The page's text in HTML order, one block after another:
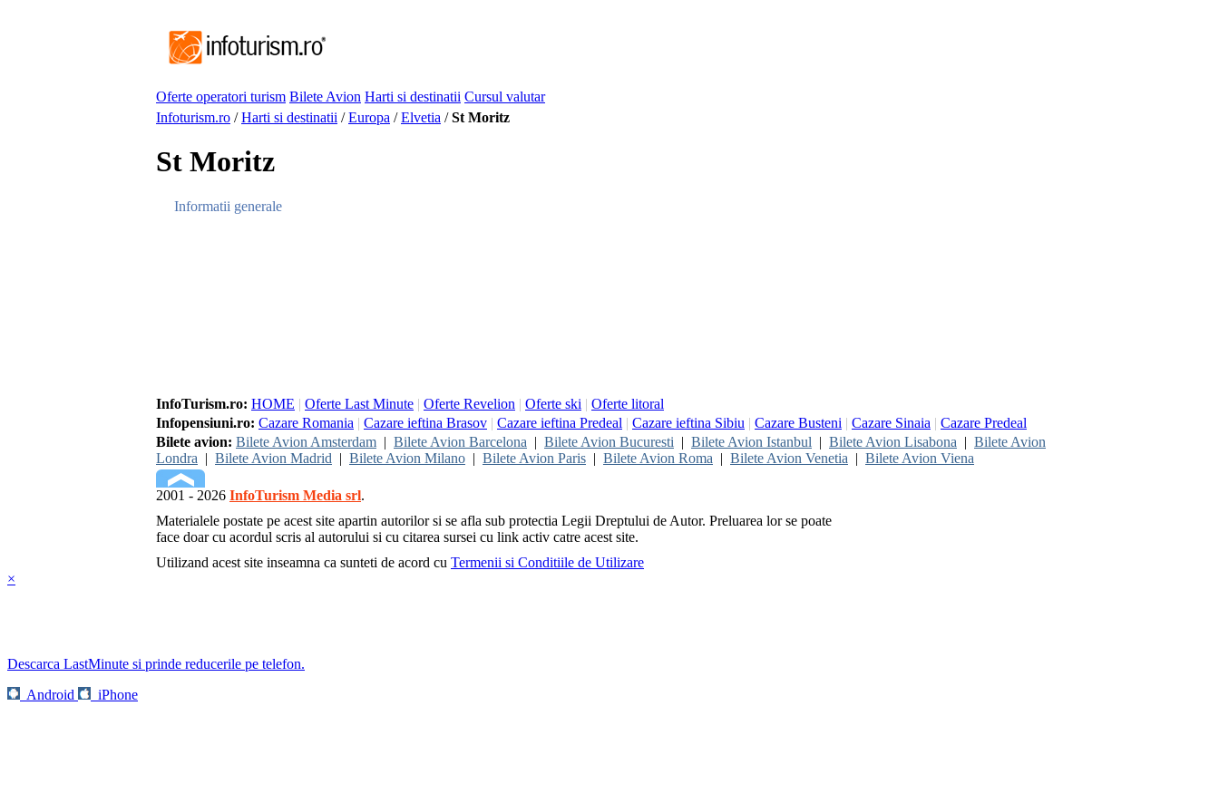
Oferte operatori turism Bilete Avion Harti si destinatii Cursul valutar
Infoturism.ro /Harti si destinatii /Europa /Elvetia /St Moritz
St Moritz
Informatii generale
InfoTurism.ro: HOME | Oferte Last Minute | Oferte Revelion | Oferte ski | Oferte litoral
Infopensiuni.ro: Cazare Romania | Cazare ieftina Brasov | Cazare ieftina Predeal | Cazare ieftina Sibiu | Cazare Busteni | Cazare Sinaia | Cazare Predeal
Bilete avion: Bilete Avion Amsterdam | Bilete Avion Barcelona | Bilete Avion Bucuresti | Bilete Avion Istanbul | Bilete Avion Lisabona | Bilete Avion
Londra | Bilete Avion Madrid | Bilete Avion Milano | Bilete Avion Paris | Bilete Avion Roma | Bilete Avion Venetia | Bilete Avion Viena
2001 - 2026 InfoTurism Media srl.
Materialele postate pe acest site apartin autorilor si se afla sub protectia Legii Dreptului de Autor. Preluarea lor se poate
face doar cu acordul scris al autorului si cu citarea sursei cu link activ catre acest site.
Utilizand acest site inseamna ca sunteti de acord cu Termenii si Conditiile de Utilizare
×
Descarca LastMinute si prinde reducerile pe telefon.
Android
iPhone